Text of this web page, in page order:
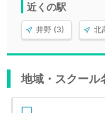
近くの駅
井野 (3) 北
地域・スクール